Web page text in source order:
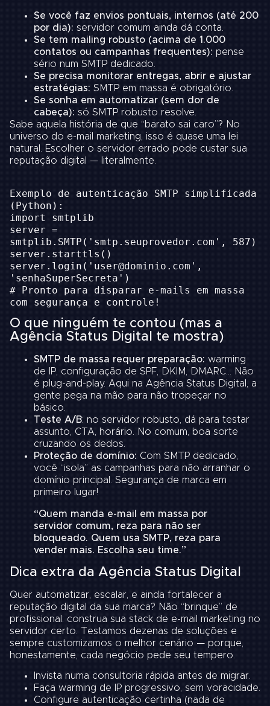
Se você faz envios pontuais, internos (até 200
por dia): servidor comum ainda dá conta.
Se tem mailing robusto (acima de 1.000
contatos ou campanhas frequentes): pense
sério num SMTP dedicado.
Se precisa monitorar entregas, abrir e ajustar
estratégias: SMTP em massa é obrigatório.
Se sonha em automatizar (sem dor de
cabeça): só SMTP robusto resolve.
Sabe aquela história de que “barato sai caro”? No
universo do e-mail marketing, isso é quase uma lei
natural. Escolher o servidor errado pode custar sua
reputação digital — literalmente.
Exemplo de autenticação SMTP simplificada
(Python):
import smtplib
server =
smtplib.SMTP('smtp.seuprovedor.com', 587)
server.starttls()
server.login('user@dominio.com',
'senhaSuperSecreta')
# Pronto para disparar e-mails em massa
com segurança e controle!
O que ninguém te contou (mas a
Agência Status Digital te mostra)
SMTP de massa requer preparação: warming
de IP, configuração de SPF, DKIM, DMARC… Não
é plug-and-play. Aqui na Agência Status Digital, a
gente pega na mão para não tropeçar no
básico.
Teste A/B: no servidor robusto, dá para testar
assunto, CTA, horário. No comum, boa sorte
cruzando os dedos.
Proteção de domínio: Com SMTP dedicado,
você “isola” as campanhas para não arranhar o
domínio principal. Segurança de marca em
primeiro lugar!
“Quem manda e-mail em massa por
servidor comum, reza para não ser
bloqueado. Quem usa SMTP, reza para
vender mais. Escolha seu time.”
Dica extra da Agência Status Digital
Quer automatizar, escalar, e ainda fortalecer a
reputação digital da sua marca? Não “brinque” de
profissional: construa sua stack de e-mail marketing no
servidor certo. Testamos dezenas de soluções e
sempre customizamos o melhor cenário — porque,
honestamente, cada negócio pede seu tempero.
Invista numa consultoria rápida antes de migrar.
Faça warming de IP progressivo, sem voracidade.
Configure autenticação certinha (nada de